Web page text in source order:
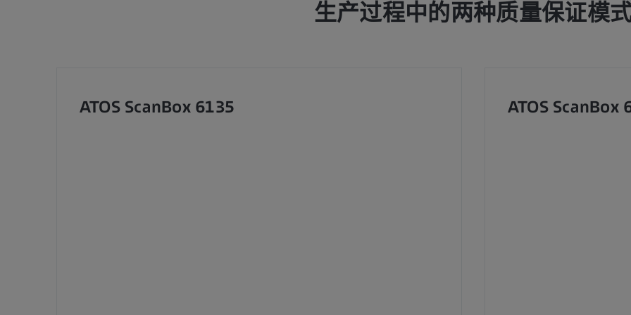
生产过程中的两种质量保证模
ATOS ScanBox 6135 ATOS ScanBox